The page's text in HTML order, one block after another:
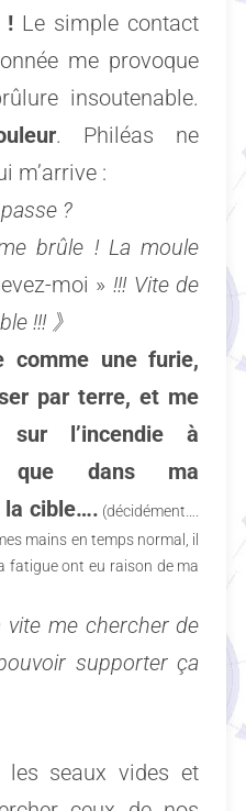
! Le simple contact
me provoque
insoutenable.
r. Philéas ne
m’arrive :
?
brûle ! La moule
moi » !!! Vite de
!!! 》
comme une furie,
par terre, et me
l’incendie à
que dans ma
la cible…. (décidément….
mains en temps normal, il
fatigue ont eu raison de ma
vite me chercher de
supporter ça
les seaux vides et